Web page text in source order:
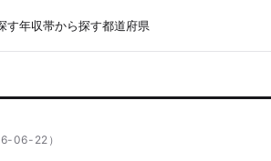
す年収帯から探す都道府県
06-22）